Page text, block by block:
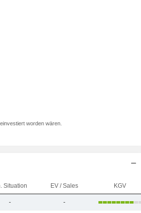
worden wären.
Situation EV / Sales KGV
- -